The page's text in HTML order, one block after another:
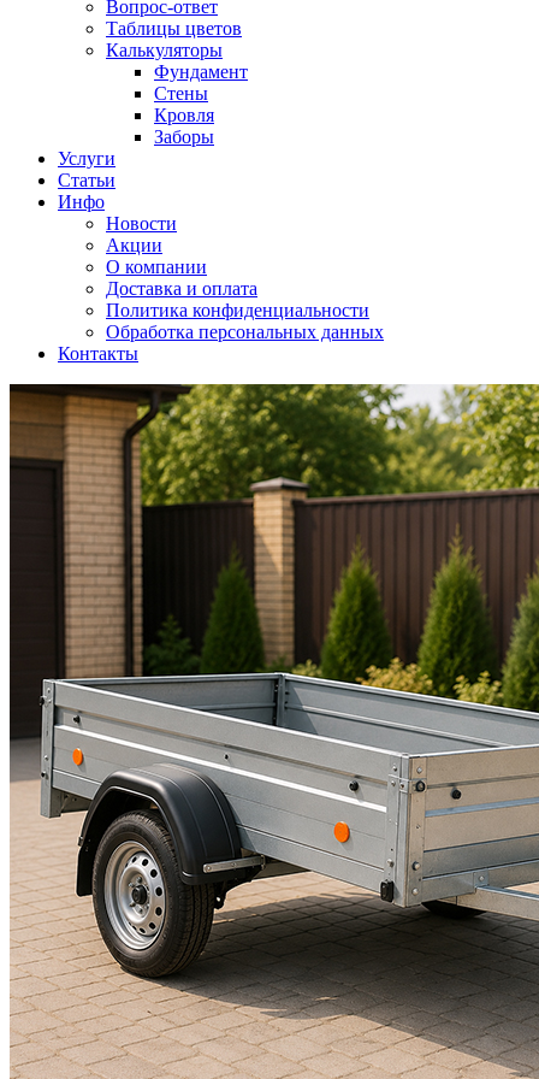
Вопрос-ответ
Таблицы цветов
Калькуляторы
Фундамент
Стены
Кровля
Заборы
Услуги
Статьи
Инфо
Новости
Акции
О компании
Доставка и оплата
Политика конфиденциальности
Обработка персональных данных
Контакты